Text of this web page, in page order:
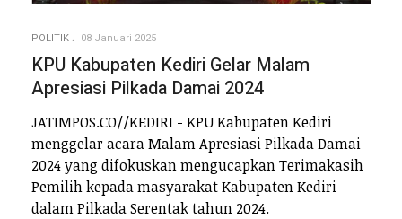
POLITIK 08 Januari 2025
KPU Kabupaten Kediri Gelar Malam
Apresiasi Pilkada Damai 2024
JATIMPOS.CO//KEDIRI - KPU Kabupaten Kediri
menggelar acara Malam Apresiasi Pilkada Damai
2024 yang difokuskan mengucapkan Terimakasih
Pemilih kepada masyarakat Kabupaten Kediri
dalam Pilkada Serentak tahun 2024.